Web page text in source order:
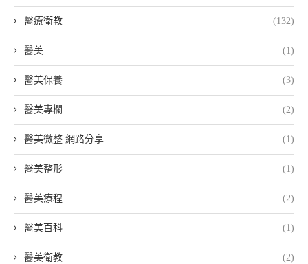
醫療衛教 (132)
醫美 (1)
醫美保養 (3)
醫美專欄 (2)
醫美微整 網路分享 (1)
醫美整形 (1)
醫美療程 (2)
醫美百科 (1)
醫美衛教 (2)